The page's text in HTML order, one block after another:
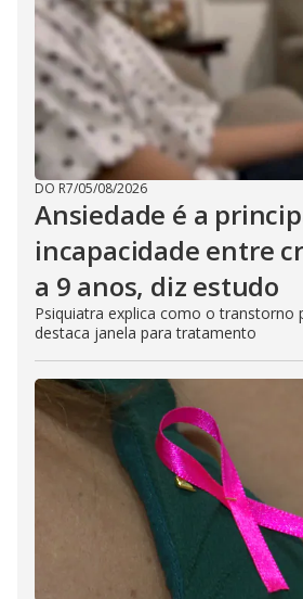
DO R7/05/08/2026
Ansiedade é a
incapacidade entre
a 9 anos, diz estudo
Psiquiatra explica como o transtorno
destaca janela para tratamento